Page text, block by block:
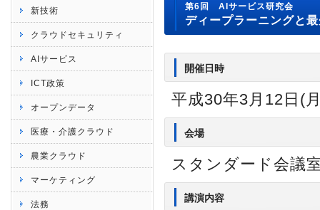
新技術
クラウドセキュリティ
AIサービス
ICT政策
オープンデータ
医療・介護クラウド
農業クラウド
マーケティング
法務
第6回 AIサービス研究会
ディープラーニングと
開催日時
平成30年3月12日(
会場
スタンダード会
講演内容